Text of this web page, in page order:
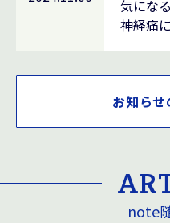
気にな
神経痛
お知ら
note